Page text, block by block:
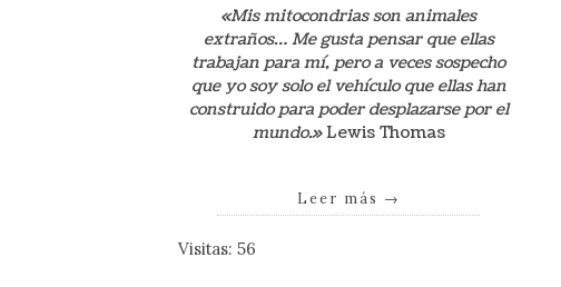
«Mis mitocondrias son animales
extraños… Me gusta pensar que ellas
trabajan para mí, pero a veces sospecho
que yo soy solo el vehículo que ellas han
construido para poder desplazarse por el
mundo.»Lewis Thomas
Leer más →
Visitas: 56